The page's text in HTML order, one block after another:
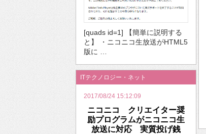
[quads id=1] 【簡単に説明する
と】 ・ニコニコ生放送がHTML5
版に …
ITテクノロジー・ネット
2017/08/24 15:12:09
ニコニコ クリエイター奨
励プログラムがニコニコ生
放送に対応 実質投げ銭